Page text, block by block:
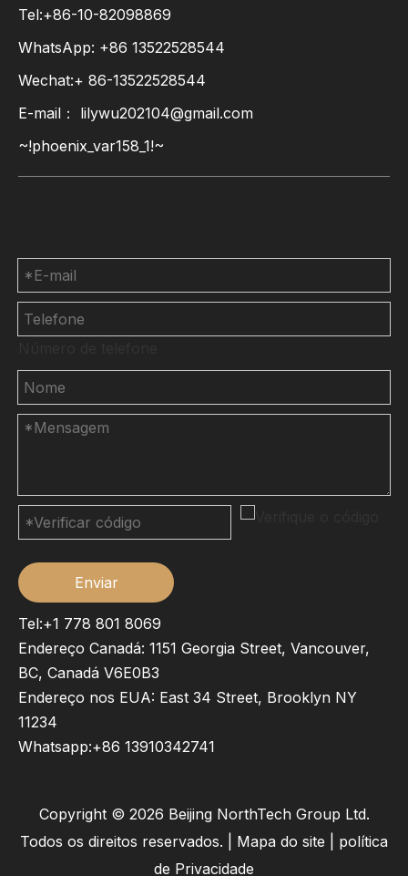
Tel:+86-10-82098869
WhatsApp: +86 13522528544
Wechat:+ 86-13522528544
E-mail： lilywu202104@gmail.com
~!phoenix_var158_1!~
Enviar
Tel:+1 778 801 8069
Endereço Canadá: 1151 Georgia Street, Vancouver,
BC, Canadá V6E0B3
Endereço nos EUA: East 34 Street, Brooklyn NY
11234
Whatsapp:+86 13910342741
Copyright © 2026 Beijing NorthTech Group Ltd.
Todos os direitos reservados. | Mapa do site
política
de Privacidade